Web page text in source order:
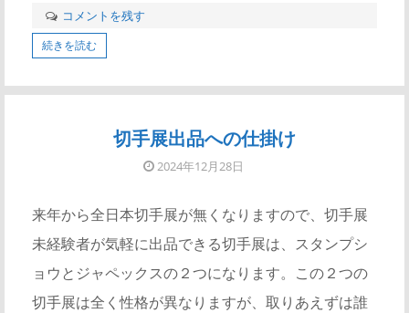
コメントを残す
続きを読む
切手展出品への仕掛け
2024年12月28日
来年から全日本切手展が無くなりますので、切手展
未経験者が気軽に出品できる切手展は、スタンプシ
ョウとジャペックスの２つになります。この２つの
切手展は全く性格が異なりますが、取りあえずは誰